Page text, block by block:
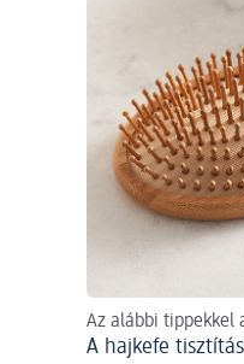
Az alábbi tippekkel
A hajkefe